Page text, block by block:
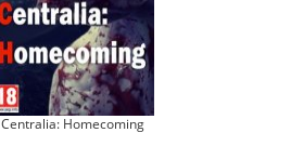
Centralia: Homecoming